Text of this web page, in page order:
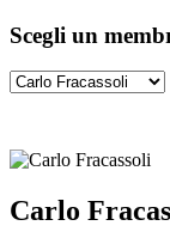
Scegli un
Carlo